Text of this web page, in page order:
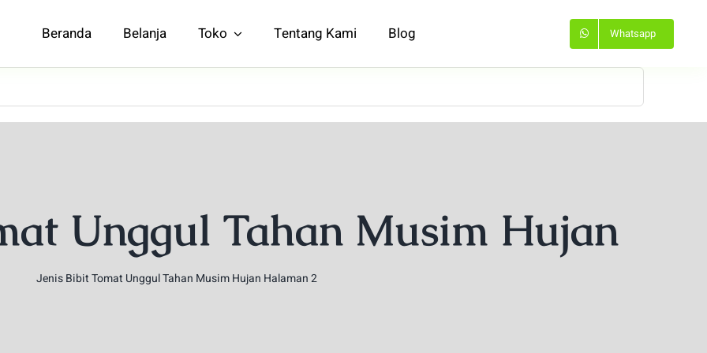
Beranda Belanja Toko Tentang Kami Blog Whatsapp
Unggul Tahan Musim Hujan
Jenis Bibit Tomat Unggul Tahan Musim Hujan Halaman 2